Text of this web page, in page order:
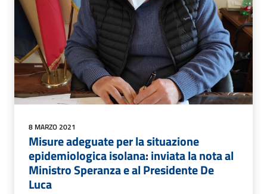
8 MARZO 2021
Misure adeguate per la situazione
epidemiologica isolana: inviata la nota al
Ministro Speranza e al Presidente De
Luca